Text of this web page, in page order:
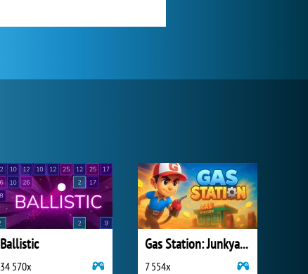
Ballistic
34 570x
Gas Station: Junkyard Tycoon
7 554x